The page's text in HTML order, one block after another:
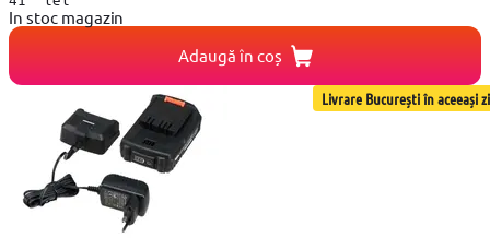
In stoc magazin
Adaugă în coș
Livrare București în aceeași zi